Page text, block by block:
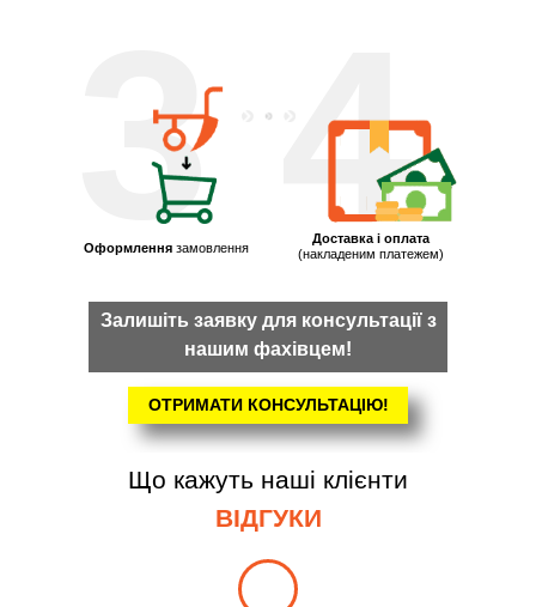
4
3
Оформлення замовлення
Доставка і оплата
(накладеним платежем)
ОТРИМАТИ КОНСУЛЬТАЦІЮ!
Залишіть заявку для консультації з
нашим фахівцем!
Що кажуть наші клієнти
ВІДГУКИ